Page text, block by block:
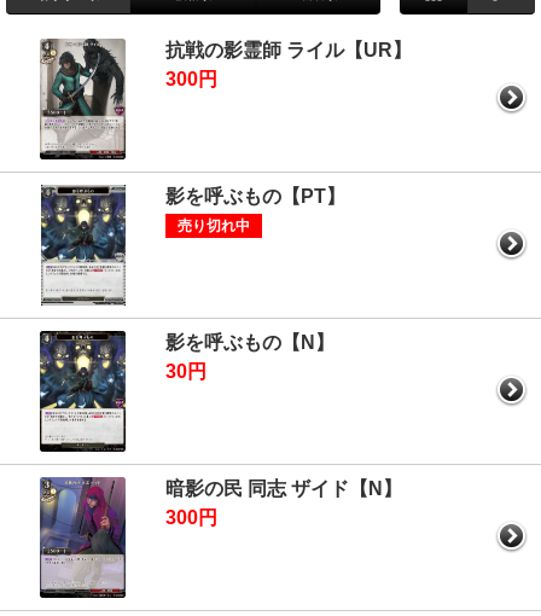
抗戦の影霊師 ライル【UR】
300円
影を呼ぶもの【PT】
売り切れ中
影を呼ぶもの【N】
30円
暗影の民 同志 ザイド【N】
300円